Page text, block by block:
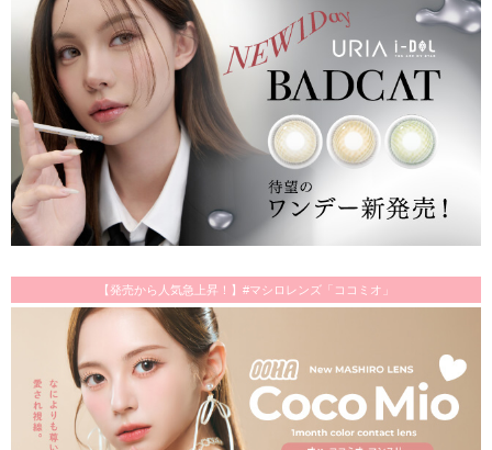
【発売から人気急上昇！】#マシロレンズ「ココミオ」